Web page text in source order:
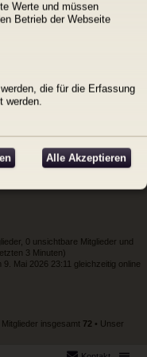
muss.
Angemeldet bleiben
0 unsichtbare Mitglieder und
3 Minuten)
9. Mai 2026 23:11 gleichzeitig online
Mitglieder insgesamt 72 • Unser
Werte und müssen
Betrieb der Webseite
die für die Erfassung
werden.
Alle Akzeptieren